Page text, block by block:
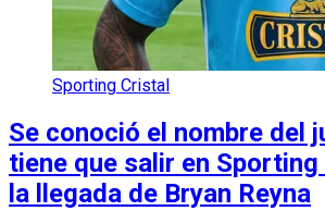
Sporting Cristal
Se conoció el nombre del
tiene que salir en
la llegada de Bryan Reyna